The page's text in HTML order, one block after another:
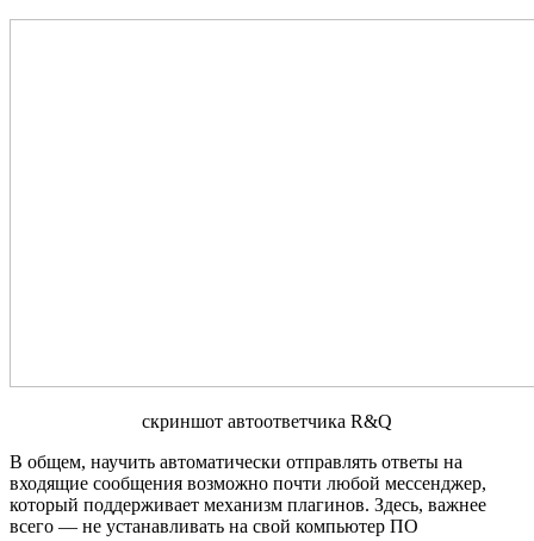
скриншот автоответчика R&Q
В общем, научить автоматически отправлять ответы на
входящие сообщения возможно почти любой мессенджер,
который поддерживает механизм плагинов. Здесь, важнее
всего — не устанавливать на свой компьютер ПО